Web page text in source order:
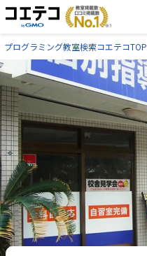
プログラミング教室検索コエテコTOP